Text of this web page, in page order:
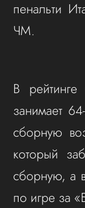
пенальти
ЧМ.
В
занимает
сборную
который
сборную, а
по игре за